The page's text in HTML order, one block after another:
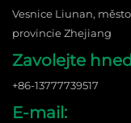
Vesnice Liunan,
provincie Zhejiang
Zavolejte
+86-13777739517
E-mail: